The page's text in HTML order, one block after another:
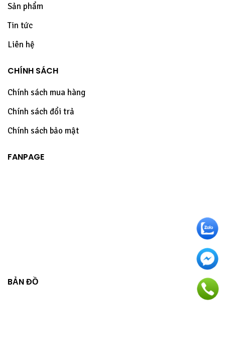
Sản phẩm
Tin tức
Liên hệ
CHÍNH SÁCH
Chính sách mua hàng
Chính sách đổi trả
Chính sách bảo mật
FANPAGE
BẢN ĐỒ